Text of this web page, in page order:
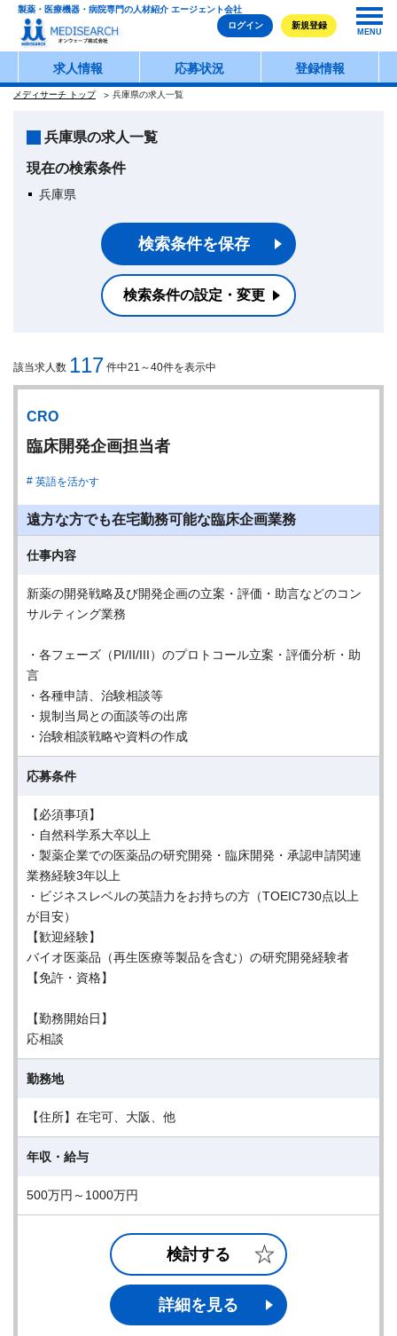
製薬・医療機器・病院専門の人材紹介 エージェント会社
ログイン
新規登録
MENU
求人情報 応募状況 登録情報
メディサーチ トップ 兵庫県の求人一覧
兵庫県の求人一覧
現在の検索条件
兵庫県
検索条件を保存
検索条件の設定・変更
該当求人数 117 件中21～40件を表示中
CRO
臨床開発企画担当者
英語を活かす
遠方な方でも在宅勤務可能な臨床企画業務
仕事内容
新薬の開発戦略及び開発企画の立案・評価・助言などのコン
サルティング業務
・各フェーズ（PI/II/III）のプロトコール立案・評価分析・助
言
・各種申請、治験相談等
・規制当局との面談等の出席
・治験相談戦略や資料の作成
応募条件
【必須事項】
・自然科学系大卒以上
・製薬企業での医薬品の研究開発・臨床開発・承認申請関連
業務経験3年以上
・ビジネスレベルの英語力をお持ちの方（TOEIC730点以上
が目安）
【歓迎経験】
バイオ医薬品（再生医療等製品を含む）の研究開発経験者
【免許・資格】
【勤務開始日】
応相談
勤務地
【住所】在宅可、大阪、他
年収・給与
500万円～1000万円
検討する
詳細を見る